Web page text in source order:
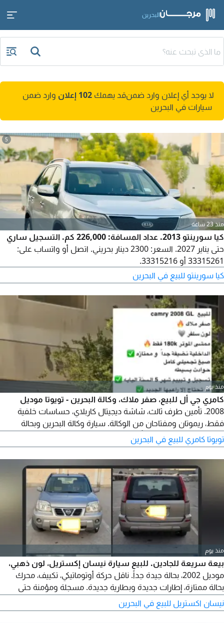
البحرين
لا يوجد أي إعلان وارد ضمنقد يهمك 102 إعلان
وارد ضمن
سيارات في البحرين
5
منذ 23 ساعة
كيا سورينتو 2013. عداد المسافة: 226,000 كم. التسجيل ساري
حتى يناير 2027. السعر: 2300 دينار بحريني. اتصل أو واتساب على:
33315261 أو 33315216.
كيا سورينتو للبيع في البحرين
منذ يوم
كامري جي أل للبيع، صفر ملاك، وكالة البحرين - تويوتا موديل
2008. تأمين طرف ثالث، شاشة ديجيتال كاربلاي، حساسات خلفية
فقط، ريموتان ومفتاحان من الوكالة. سيارة وكالة البحرين وبحالة
ممتازة. السعر 1950 ديناراً وقابل للتفاوض للجادين. للاستفسار.
تويوتا كامري للبيع في البحرين
منذ يوم
بيعة سريعة للجادين. للبيع سيارة نيسان إكستريل، لون ذهبي،
موديل 2002، بحالة جيدة جداً. ناقل حركة أوتوماتيكي، تكييف، محرك
بحالة ممتازة، إطارات جديدة وبطارية جديدة. مسجلة ومؤمنة حتى
شهر أبريل 2027. السعر 950 دينار بحريني.
نيسان اكستريل للبيع في البحرين